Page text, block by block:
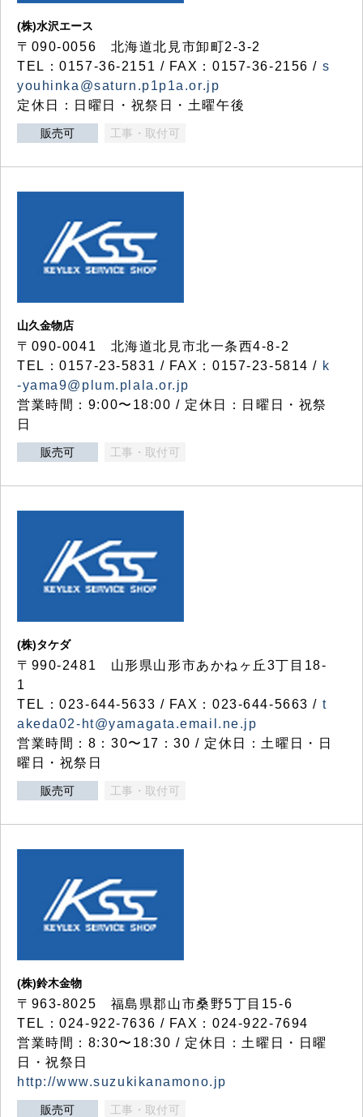
(株)水沢エース
〒090-0056 北海道北見市卸町2-3-2
TEL：0157-36-2151 / FAX：0157-36-2156 / s
youhinka@saturn.p1p1a.or.jp
定休日：日曜日・祝祭日・土曜午後
販売可 工事・取付可
山久金物店
〒090-0041 北海道北見市北一条西4-8-2
TEL：0157-23-5831 / FAX：0157-23-5814 / k
-yama9@plum.plala.or.jp
営業時間：9:00〜18:00 / 定休日：日曜日・祝祭
日
販売可 工事・取付可
(株)タケダ
〒990-2481 山形県山形市あかねヶ丘3丁目18-
1
TEL：023-644-5633 / FAX：023-644-5663 / t
akeda02-ht@yamagata.email.ne.jp
営業時間：8：30〜17：30 / 定休日：土曜日・日
曜日・祝祭日
販売可 工事・取付可
(株)鈴木金物
〒963-8025 福島県郡山市桑野5丁目15-6
TEL：024-922-7636 / FAX：024-922-7694
営業時間：8:30〜18:30 / 定休日：土曜日・日曜
日・祝祭日
http://www.suzukikanamono.jp
販売可 工事・取付可